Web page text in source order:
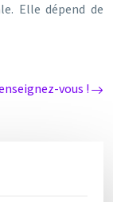
Elle dépend de
vous !